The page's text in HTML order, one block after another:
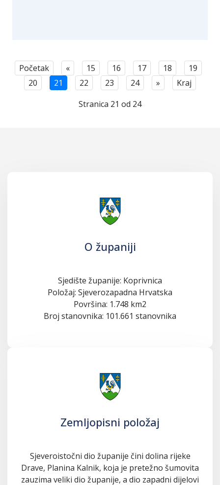
Početak « 15 16 17 18
19
20
21 22 23 24 »
Kraj
Stranica 21 od 24
O županiji
Sjedište županije: Koprivnica
Položaj: Sjeverozapadna Hrvatska
Površina: 1.748 km2
Broj stanovnika: 101.661 stanovnika
Zemljopisni položaj
Sjeveroistočni dio županije čini dolina rijeke
Drave, Planina Kalnik, koja je pretežno šumovita
zauzima veliki dio županije, a dio zapadni dijelovi